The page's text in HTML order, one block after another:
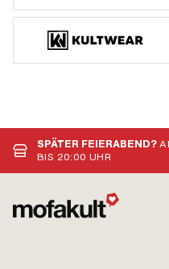
SPÄTER FEIERABEND?
BIS 20:00 UHR